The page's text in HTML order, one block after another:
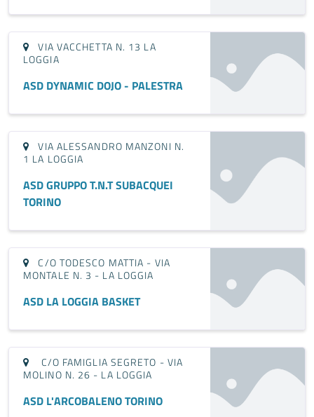
VIA VACCHETTA N. 13 LA
LOGGIA
ASD DYNAMIC DOJO - PALESTRA
VIA ALESSANDRO MANZONI N.
1 LA LOGGIA
ASD GRUPPO T.N.T SUBACQUEI
TORINO
C/O TODESCO MATTIA - VIA
MONTALE N. 3 - LA LOGGIA
ASD LA LOGGIA BASKET
C/O FAMIGLIA SEGRETO - VIA
MOLINO N. 26 - LA LOGGIA
ASD L'ARCOBALENO TORINO